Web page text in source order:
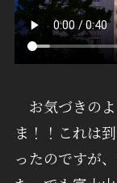
お気づきの
ま！！これは
ったのですが